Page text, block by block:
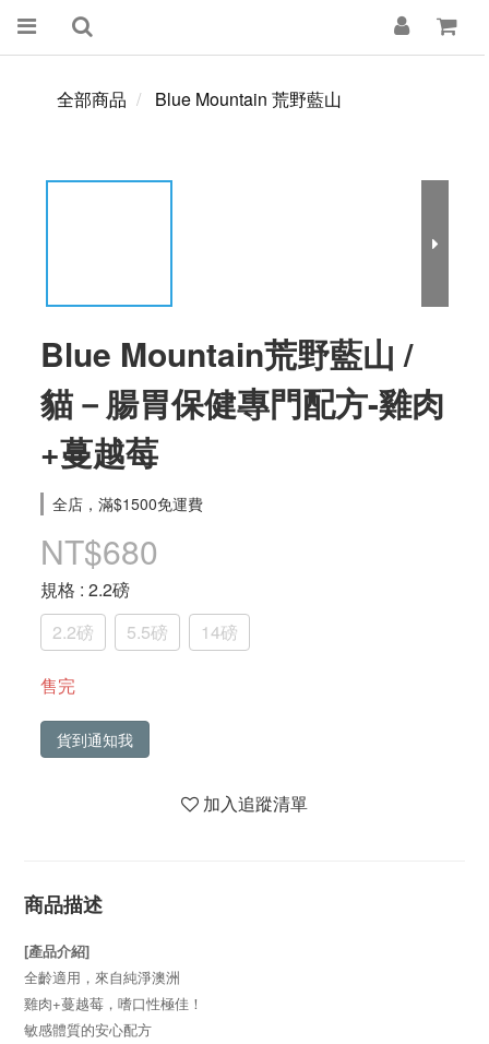
全部商品 Blue Mountain 荒野藍山
Blue Mountain荒野藍山 /
貓－腸胃保健專門配方-雞肉
+蔓越莓
全店，滿$1500免運費
NT$680
規格 : 2.2磅
2.2磅
5.5磅 14磅
售完
貨到通知我
加入追蹤清單
商品描述
[產品介紹]
全齡適用，來自純淨澳洲
雞肉+蔓越莓，嗜口性極佳！
敏感體質的安心配方